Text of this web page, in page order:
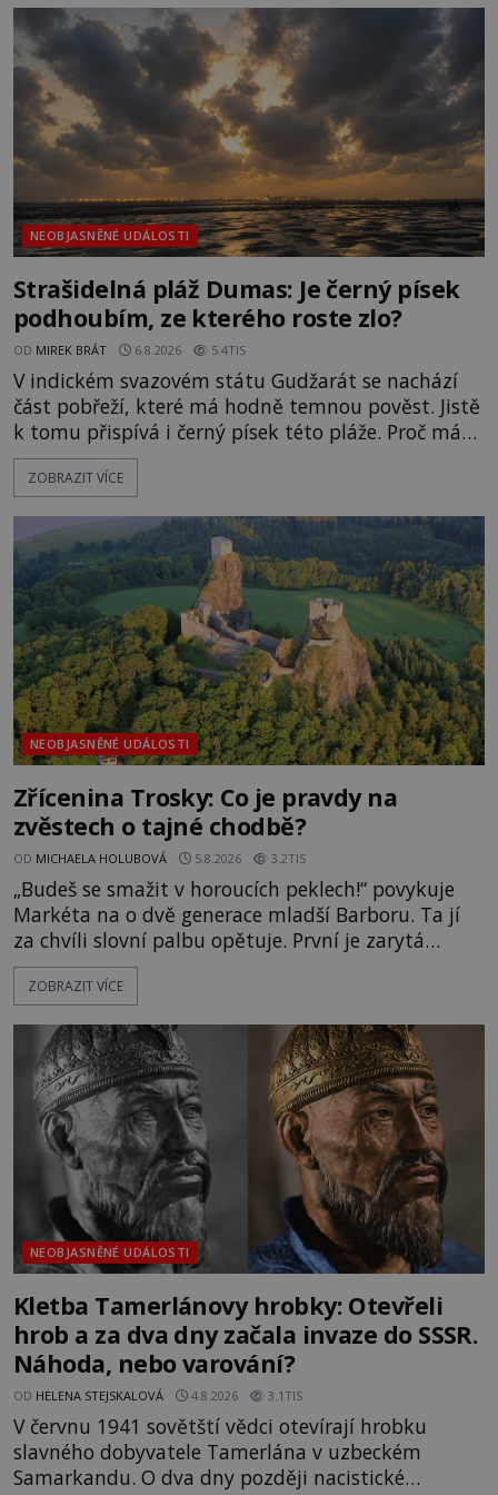
jen o nějaký optický klam, nebo se zde skutečně
právě vznáší mimozemská loď
NEOBJASNĚNÉ UDÁLOSTI
Strašidelná pláž Dumas: Je černý písek
podhoubím, ze kterého roste zlo?
OD MIREK BRÁT 6.8.2026 5.4TIS
V indickém svazovém státu Gudžarát se nachází
část pobřeží, které má hodně temnou pověst. Jistě
k tomu přispívá i černý písek této pláže. Proč má
pláž takové netypické zbarvení? Nakolik jsou
pravdivé historky, že zde došlo k nevysvětlitelným
následovat. Vstupujeme na pláž Dumas ve městě
Surat. Gu
ZOBRAZIT VÍCE
NEOBJASNĚNÉ UDÁLOSTI
Zřícenina Trosky: Co je pravdy na
zvěstech o tajné chodbě?
OD MICHAELA HOLUBOVÁ 5.8.2026 3.2TIS
„Budeš se smažit v horoucích peklech!“ povykuje
Markéta na o dvě generace mladší Barboru. Ta jí
za chvíli slovní palbu opětuje. První je zarytá
katolička, druhá přesvědčená kališnice. A každá z
nich se usídlí na jedné z věží slavného hradu
mezi vůdce protihusitského boje. Za manželku má
skutečně jistou
ZOBRAZIT VÍCE
NEOBJASNĚNÉ UDÁLOSTI
Kletba Tamerlánovy hrobky: Otevřeli
hrob a za dva dny začala invaze do SSSR.
Náhoda, nebo varování?
OD HELENA STEJSKALOVÁ 4.8.2026 3.1TIS
V červnu 1941 sovětští vědci otevírají hrobku
slavného dobyvatele Tamerlána v uzbeckém
Samarkandu. O dva dny později nacistické